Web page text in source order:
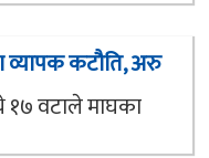
व्यापक कटौति, अरु
१७ वटाले माघका